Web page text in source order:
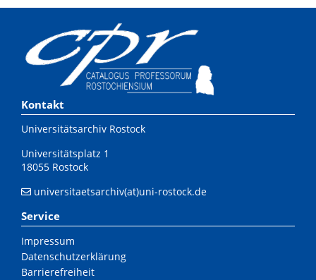
Kontakt
Universitätsarchiv Rostock
Universitätsplatz 1
18055 Rostock
universitaetsarchiv(at)uni-rostock.de
Service
Impressum
Datenschutzerklärung
Barrierefreiheit